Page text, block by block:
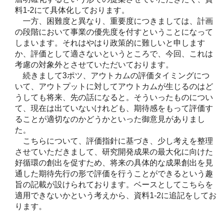
料1-2にて具体化しております。
一方、困難度と異なり、重要度につきましては、計画
の段階において事業の優先度を付すということになって
しまいます。それはやはり政策的に難しいと申します
か、評価として適さないというところで、今回、これは
考慮の対象外とさせていただいております。
続きまして3ポツ、アウトカムの評価タイミングにつ
いて、アウトプットに対してアウトカムが生じるのはど
うしても将来、先の話になると。そういったものについ
て、現在は出ていないけれども、期待感をもって評価す
ることが適切なのかどうかといった御意見がありまし
た。
こちらについて、評価指針に基づき、少し考えを整理
させていただきまして、研究開発成果の最大化に向けた
好循環の創出を促すため、将来の具体的な成果創出を見
通した期待先行の形で評価を行うことができるという趣
旨の記載が設けられております。ベースとしてこちらを
適用できないかという考えから、資料1-2に追記をしてお
ります。